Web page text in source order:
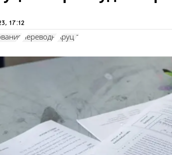
17:12
переводы Аруц 7